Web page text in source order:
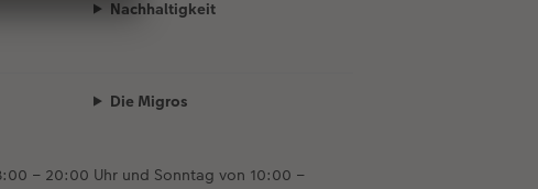
Nachhaltigkeit
Die Migros
– 20:00 Uhr und Sonntag von 10:00 –